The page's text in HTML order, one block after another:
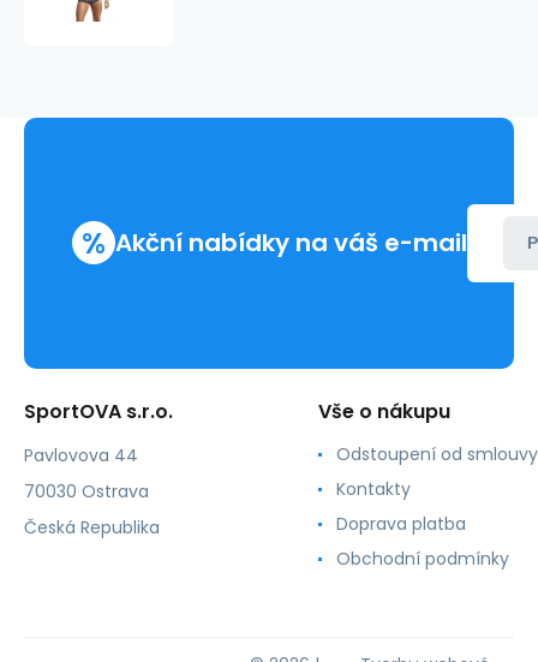
Anais
% Akční nabídky na váš e-mail
SportOVA s.r.o.
Pavlovova 44
70030 Ostrava
Česká Republika
Vše o nákupu
Odstoupení od smlouvy
Kontakty
Doprava platba
Obchodní podmínky